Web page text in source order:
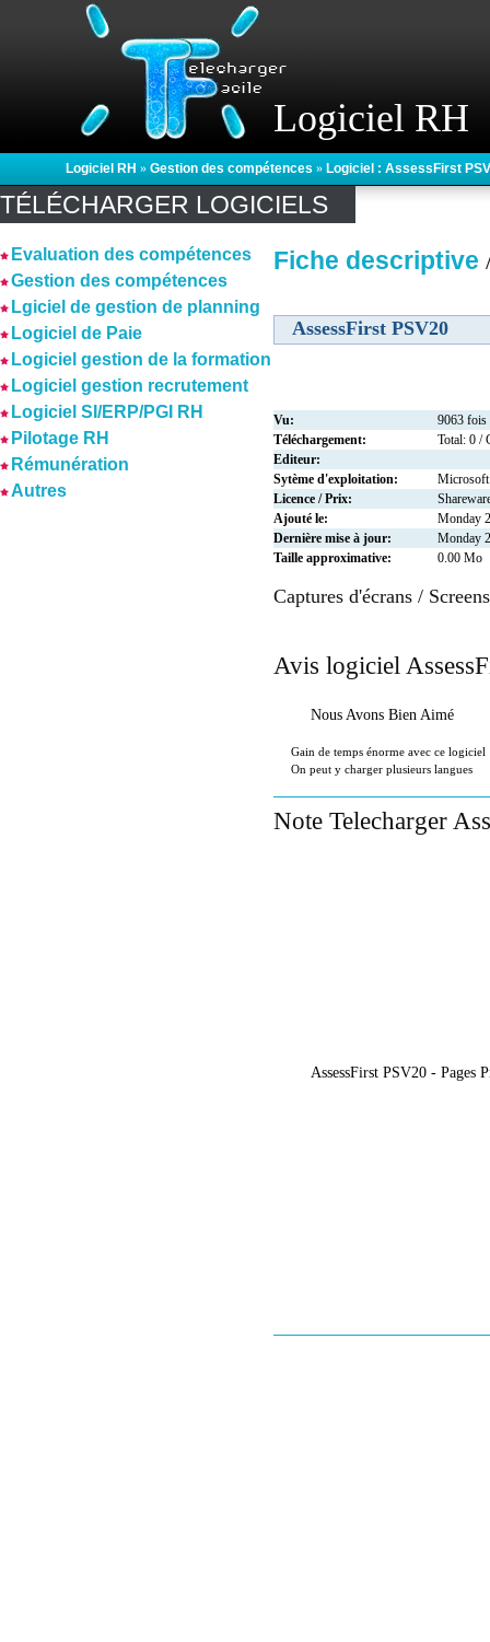
Logiciel RH
Logiciel RH » Gestion des compétences » Logiciel : AssessFirst
TÉLÉCHARGER LOGICIELS
Evaluation des compétences
Gestion des compétences
Lgiciel de gestion de planning
Logiciel de Paie
Logiciel gestion de la formation
Logiciel gestion recrutement
Logiciel SI/ERP/PGI RH
Pilotage RH
Rémunération
Autres
Fiche descriptive
AssessFirst PSV20
Vu:
9063 fois
Téléchargement:
Total: 0 /
Editeur:
Sytème d'exploitation:
Licence / Prix:
Ajouté le:
Monday
Dernière mise à jour:
Monday
Taille approximative:
0.00 Mo
Captures d'écrans /
Avis logiciel
Nous Avons Bien Aimé
Gain de temps énorme avec ce logiciel
On peut y charger plusieurs langues
Note Telecharger
AssessFirst PSV20 - Pages